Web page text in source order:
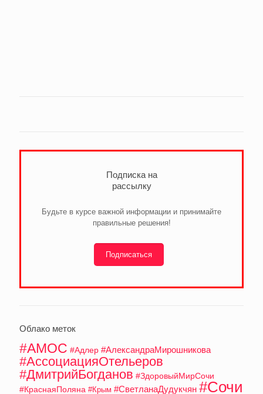
Подписка на
рассылку
Будьте в курсе важной информации и принимайте
правильные решения!
Подписаться
Облако меток
#АМОС #Адлер #АлександраМирошникова
#АссоциацияОтельеров
#ДмитрийБогданов #ЗдоровыйМирСочи
#КраснаяПоляна #Крым #СветланаДудукчян #Сочи